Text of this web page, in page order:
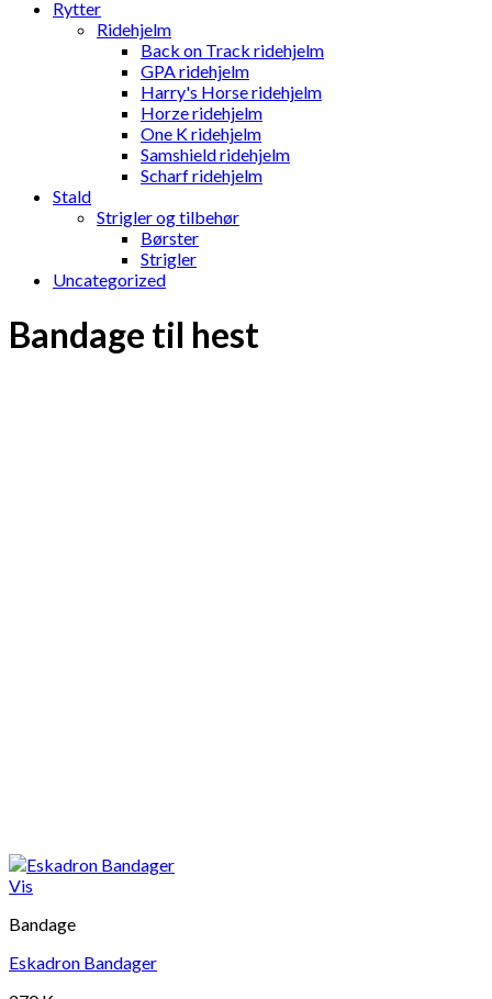
Rytter
Ridehjelm
Back on Track ridehjelm
GPA ridehjelm
Harry's Horse ridehjelm
Horze ridehjelm
One K ridehjelm
Samshield ridehjelm
Scharf ridehjelm
Stald
Strigler og tilbehør
Børster
Strigler
Uncategorized
Bandage til hest
Vis
Bandage
Eskadron Bandager